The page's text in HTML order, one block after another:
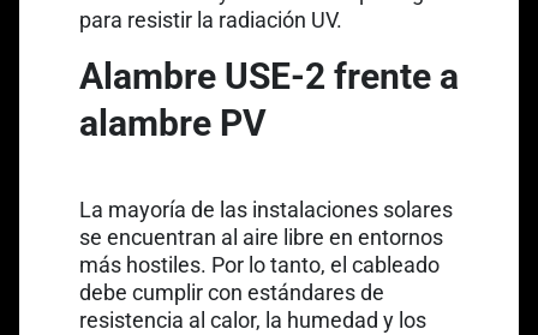
para resistir la radiación UV.
Link opens in a new tab
Alambre USE-2 frente a
alambre PV
La mayoría de las instalaciones solares
se encuentran al aire libre en entornos
más hostiles. Por lo tanto, el cableado
debe cumplir con estándares de
resistencia al calor, la humedad y los